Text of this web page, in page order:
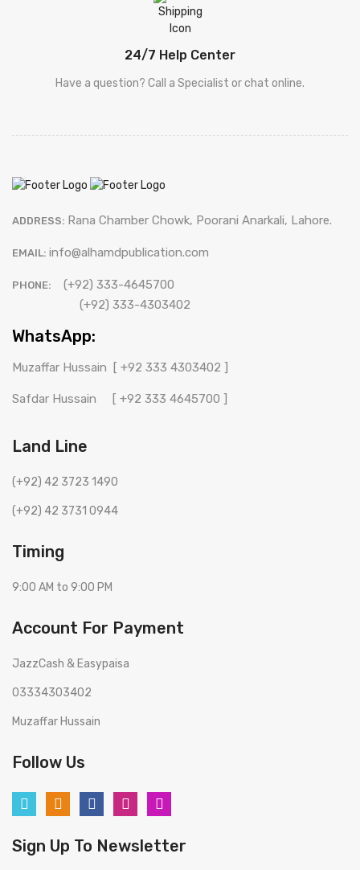
24/7 Help Center
Have a question? Call a Specialist or chat online.
ADDRESS: Rana Chamber Chowk, Poorani Anarkali, Lahore.
EMAIL: info@alhamdpublication.com
PHONE:
(+92) 333-4645700
(+92) 333-4303402
WhatsApp:
Muzaffar Hussain [ +92 333 4303402 ]
Safdar Hussain [ +92 333 4645700 ]
Land Line
(+92) 42 3723 1490
(+92) 42 3731 0944
Timing
9:00 AM to 9:00 PM
Account For Payment
JazzCash & Easypaisa
03334303402
Muzaffar Hussain
Follow Us
Sign Up To Newsletter